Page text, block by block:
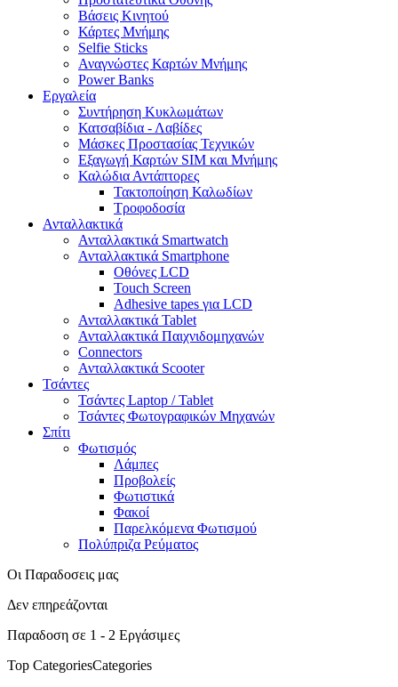
Βάσεις Κινητού
Κάρτες Μνήμης
Selfie Sticks
Αναγνώστες Καρτών Μνήμης
Power Banks
Εργαλεία
Συντήρηση Κυκλωμάτων
Κατσαβίδια - Λαβίδες
Μάσκες Προστασίας Τεχνικών
Εξαγωγή Καρτών SIM και Μνήμης
Καλώδια Αντάπτορες
Τακτοποίηση Καλωδίων
Τροφοδοσία
Ανταλλακτικά
Ανταλλακτικά Smartwatch
Ανταλλακτικά Smartphone
Οθόνες LCD
Touch Screen
Adhesive tapes για LCD
Ανταλλακτικά Tablet
Ανταλλακτικά Παιχνιδομηχανών
Connectors
Ανταλλακτικά Scooter
Τσάντες
Τσάντες Laptop / Tablet
Τσάντες Φωτoγραφικών Μηχανών
Σπίτι
Φωτισμός
Λάμπες
Προβολείς
Φωτιστικά
Φακοί
Παρελκόμενα Φωτισμού
Πολύπριζα Ρεύματος
Οι Παραδοσεις μας
Δεν επηρεάζονται
Παραδοση σε 1 - 2 Εργάσιμες
Top CategoriesCategories